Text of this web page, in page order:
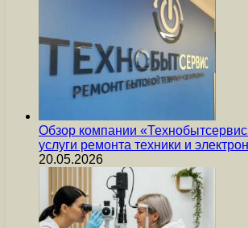
Обзор компании
услуги ремонта техники и
20.05.2026